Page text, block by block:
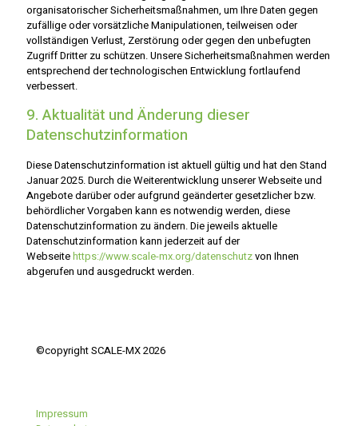
organisatorischer Sicherheitsmaßnahmen, um Ihre Daten gegen
zufällige oder vorsätzliche Manipulationen, teilweisen oder
vollständigen Verlust, Zerstörung oder gegen den unbefugten
Zugriff Dritter zu schützen. Unsere Sicherheitsmaßnahmen werden
entsprechend der technologischen Entwicklung fortlaufend
verbessert.
9. Aktualität und Änderung dieser
Datenschutzinformation
Diese Datenschutzinformation ist aktuell gültig und hat den Stand
Januar 2025. Durch die Weiterentwicklung unserer Webseite und
Angebote darüber oder aufgrund geänderter gesetzlicher bzw.
behördlicher Vorgaben kann es notwendig werden, diese
Datenschutzinformation zu ändern. Die jeweils aktuelle
Datenschutzinformation kann jederzeit auf der
Webseitehttps://www.scale-mx.org/datenschutzvon Ihnen
abgerufen und ausgedruckt werden.
©copyright SCALE-MX 2026
Impressum